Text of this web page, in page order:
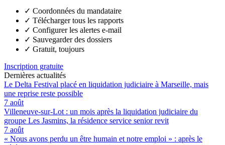
✓ Coordonnées du mandataire
✓ Télécharger tous les rapports
✓ Configurer les alertes e-mail
✓ Sauvegarder des dossiers
✓ Gratuit, toujours
Inscription gratuite
Dernières actualités
Le Delta Festival placé en liquidation judiciaire à Marseille, mais
une reprise reste possible
7 août
Villeneuve-sur-Lot : un mois après la liquidation judiciaire du
groupe Les Jasmins, la résidence service senior revit
7 août
« Nous avons perdu un être humain et notre emploi » : après le